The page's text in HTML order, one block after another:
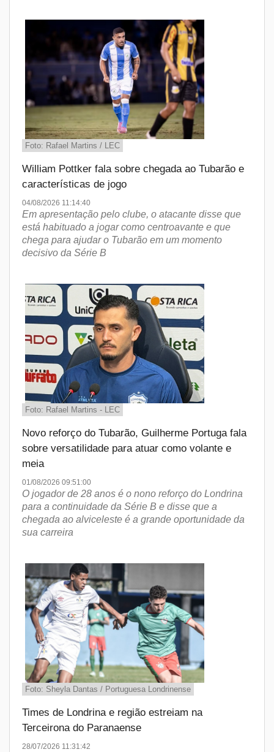
Foto: Rafael Martins / LEC
William Pottker fala sobre chegada ao Tubarão e
características de jogo
04/08/2026 11:14:40
Em apresentação pelo clube, o atacante disse que
está habituado a jogar como centroavante e que
chega para ajudar o Tubarão em um momento
decisivo da Série B
Foto: Rafael Martins - LEC
Novo reforço do Tubarão, Guilherme Portuga fala
sobre versatilidade para atuar como volante e
meia
01/08/2026 09:51:00
O jogador de 28 anos é o nono reforço do Londrina
para a continuidade da Série B e disse que a
chegada ao alviceleste é a grande oportunidade da
sua carreira
Foto: Sheyla Dantas / Portuguesa Londrinense
Times de Londrina e região estreiam na
Terceirona do Paranaense
28/07/2026 11:31:42